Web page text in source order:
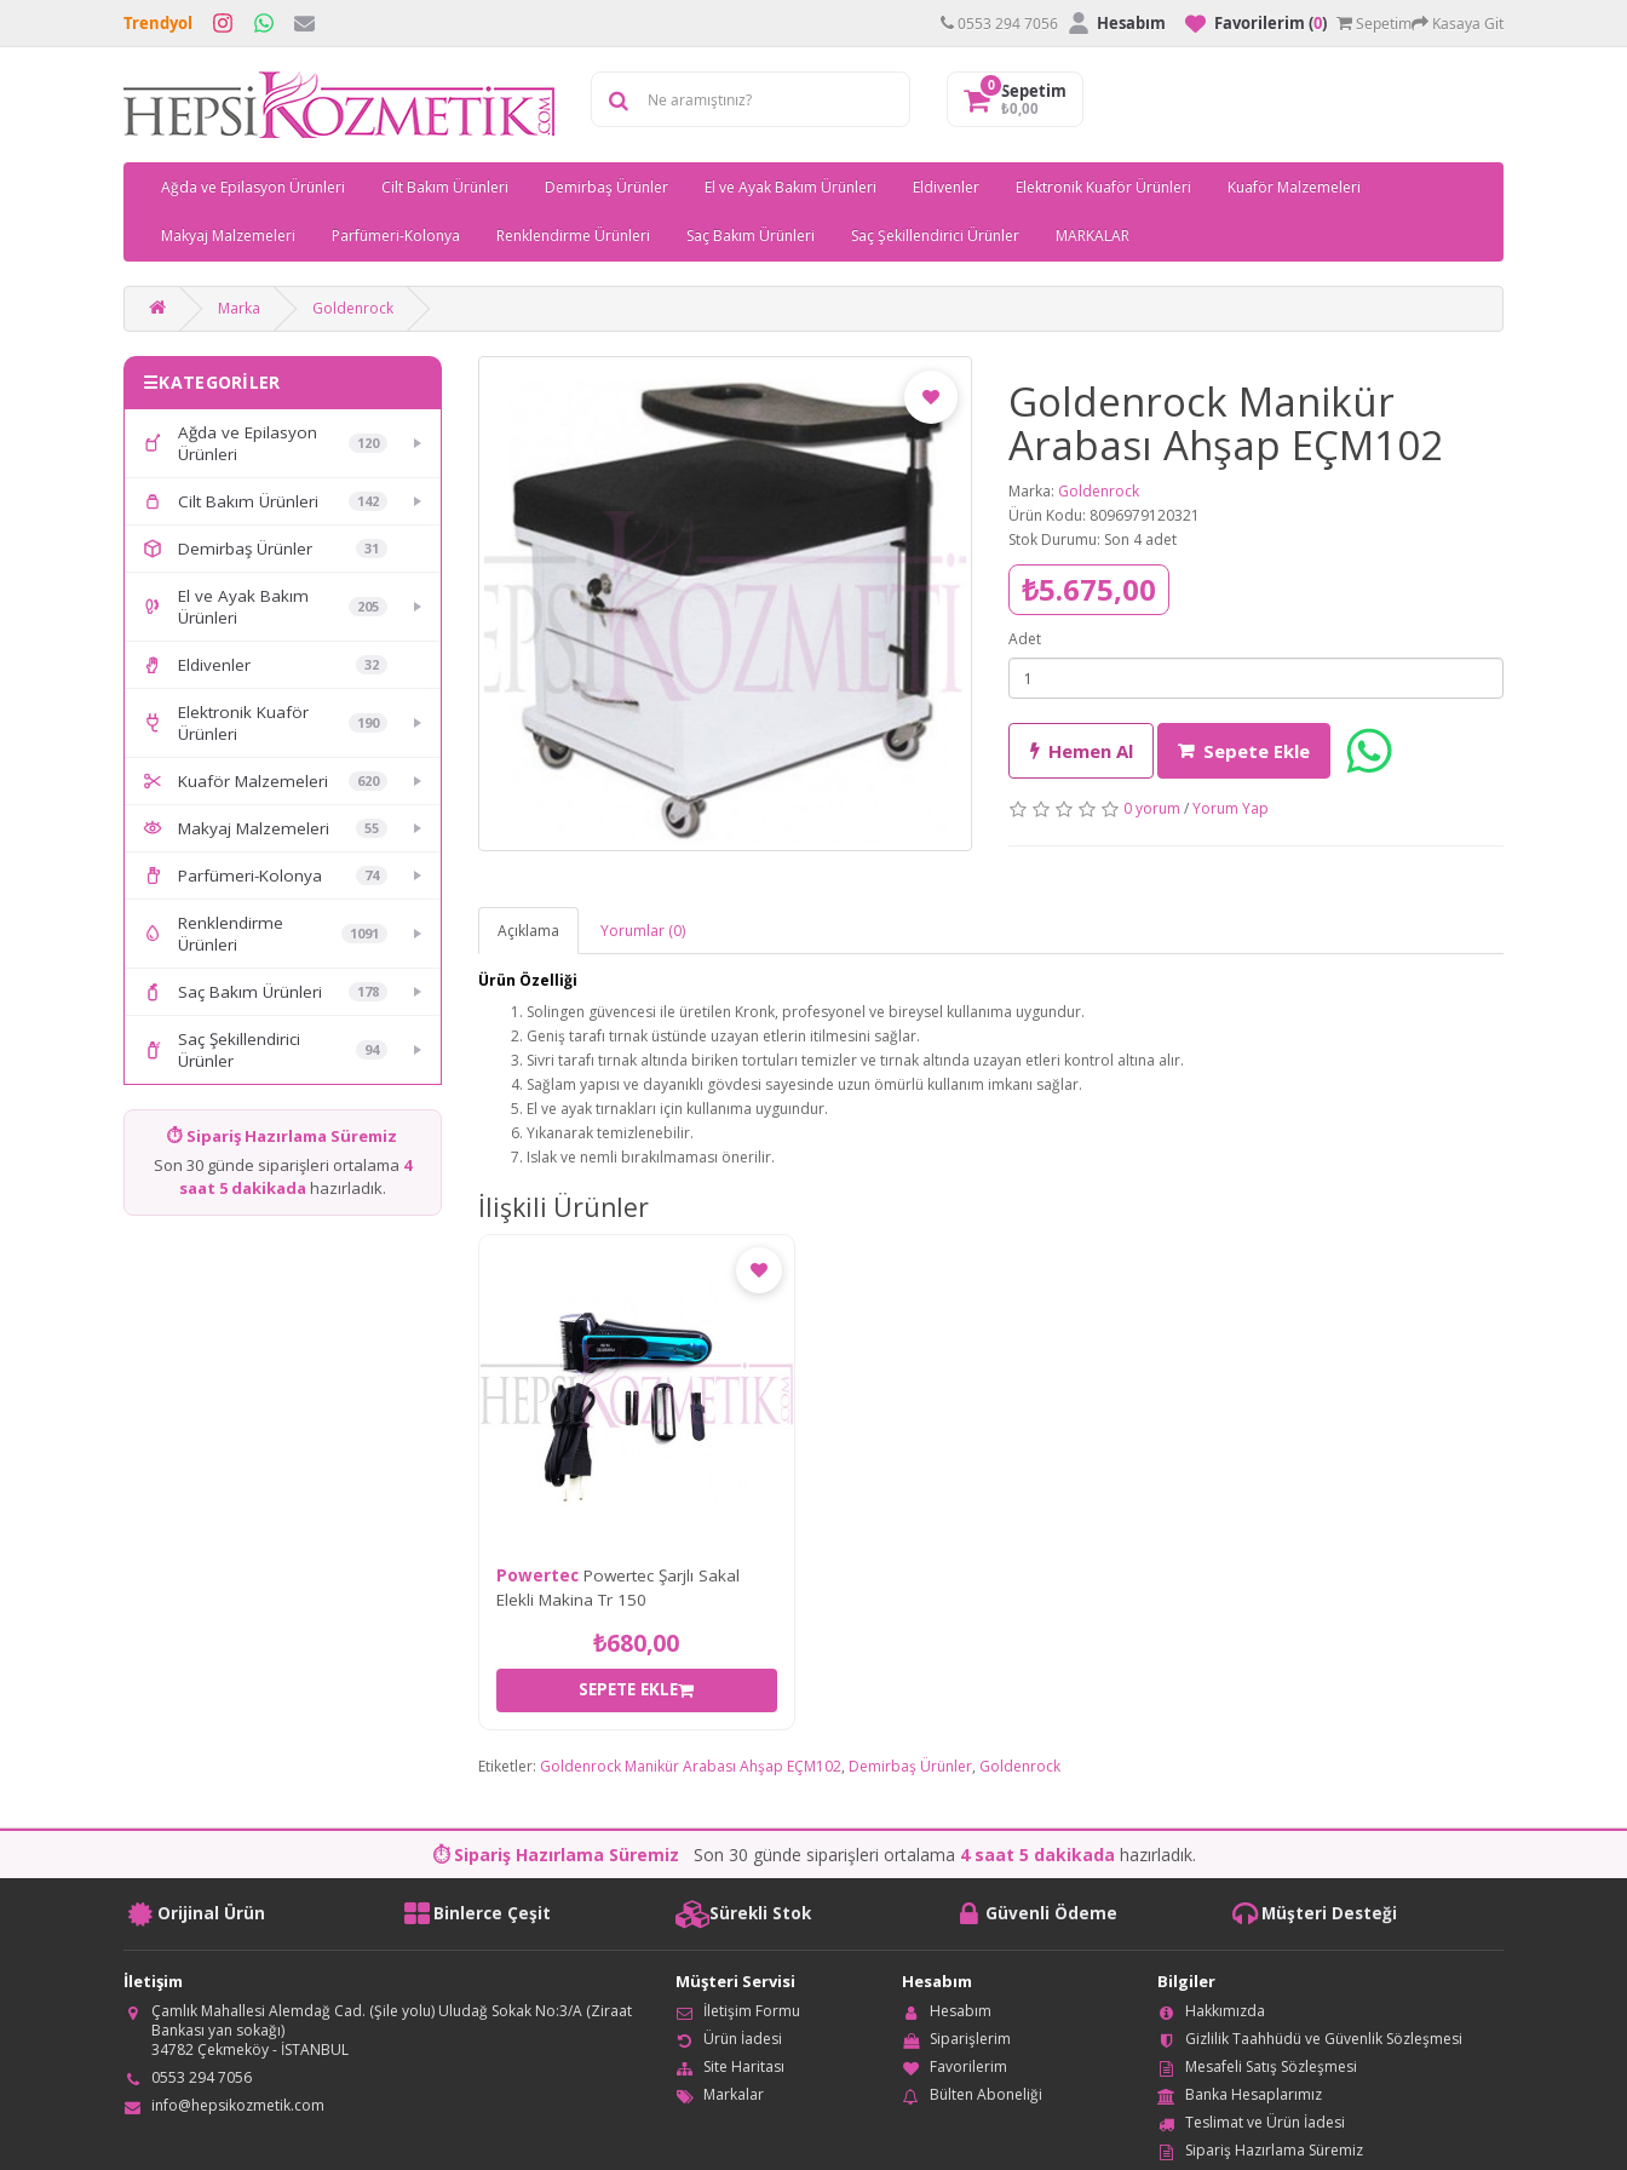
Trendyol 0553 294 7056 Hesabım Favorilerim (0) Sepetim Kasaya Git
0 Sepetim
₺0,00
Ağda ve Epilasyon Ürünleri Cilt Bakım Ürünleri Demirbaş Ürünler El ve Ayak Bakım Ürünleri Eldivenler Elektronik Kuaför Ürünleri Kuaför Malzemeleri
Makyaj Malzemeleri Parfümeri-Kolonya Renklendirme Ürünleri Saç Bakım Ürünleri Saç Şekillendirici Ürünler MARKALAR
Marka Goldenrock
KATEGORİLER
Ağda ve Epilasyon
Ürünleri
120
Cilt Bakım Ürünleri 142
Demirbaş Ürünler 31
El ve Ayak Bakım
Ürünleri
205
Eldivenler 32
Elektronik Kuaför
Ürünleri
190
Kuaför Malzemeleri 620
Makyaj Malzemeleri 55
Parfümeri-Kolonya 74
Renklendirme
Ürünleri
1091
Saç Bakım Ürünleri 178
Saç Şekillendirici
Ürünler
94
⏱ Sipariş Hazırlama Süremiz
Son 30 günde siparişleri ortalama 4
saat 5 dakikada hazırladık.
Goldenrock Manikür
Arabası Ahşap EÇM102
Marka: Goldenrock
Ürün Kodu: 8096979120321
Stok Durumu: Son 4 adet
₺5.675,00
Adet
Hemen Al Sepete Ekle
0 yorum /Yorum Yap
Açıklama Yorumlar (0)
Ürün Özelliği
Solingen güvencesi ile üretilen Kronk, profesyonel ve bireysel kullanıma uygundur.
Geniş tarafı tırnak üstünde uzayan etlerin itilmesini sağlar.
Sivri tarafı tırnak altında biriken tortuları temizler ve tırnak altında uzayan etleri kontrol altına alır.
Sağlam yapısı ve dayanıklı gövdesi sayesinde uzun ömürlü kullanım imkanı sağlar.
El ve ayak tırnakları için kullanıma uyguındur.
Yıkanarak temizlenebilir.
Islak ve nemli bırakılmaması önerilir.
İlişkili Ürünler
Powertec Powertec Şarjlı Sakal
Elekli Makina Tr 150
₺680,00
SEPETE EKLE
Etiketler: Goldenrock Manikür Arabası Ahşap EÇM102, Demirbaş Ürünler, Goldenrock
⏱ Sipariş Hazırlama Süremiz Son 30 günde siparişleri ortalama 4 saat 5 dakikada hazırladık.
Orijinal Ürün Binlerce Çeşit Sürekli Stok Güvenli Ödeme Müşteri Desteği
İletişim
Çamlık Mahallesi Alemdağ Cad. (Şile yolu) Uludağ Sokak No:3/A (Ziraat
Bankası yan sokağı)
34782 Çekmeköy - İSTANBUL
0553 294 7056
info@hepsikozmetik.com
Müşteri Servisi
İletişim Formu
Ürün İadesi
Site Haritası
Markalar
Hesabım
Hesabım
Siparişlerim
Favorilerim
Bülten Aboneliği
Bilgiler
Hakkımızda
Gizlilik Taahhüdü ve Güvenlik Sözleşmesi
Mesafeli Satış Sözleşmesi
Banka Hesaplarımız
Teslimat ve Ürün İadesi
Sipariş Hazırlama Süremiz